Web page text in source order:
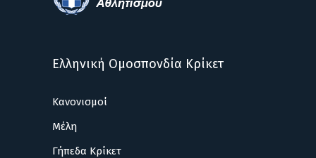
Ελληνική Ομοσπονδία Κρίκετ
Κανονισμοί
Μέλη
Γήπεδα Κρίκετ